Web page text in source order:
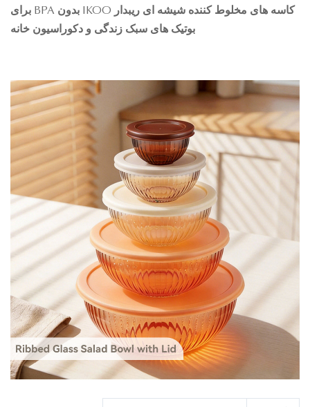
کاسه های مخلوط کننده شیشه ای ریبدار IKOO بدون BPA برای
بوتیک های سبک زندگی و دکوراسیون خانه